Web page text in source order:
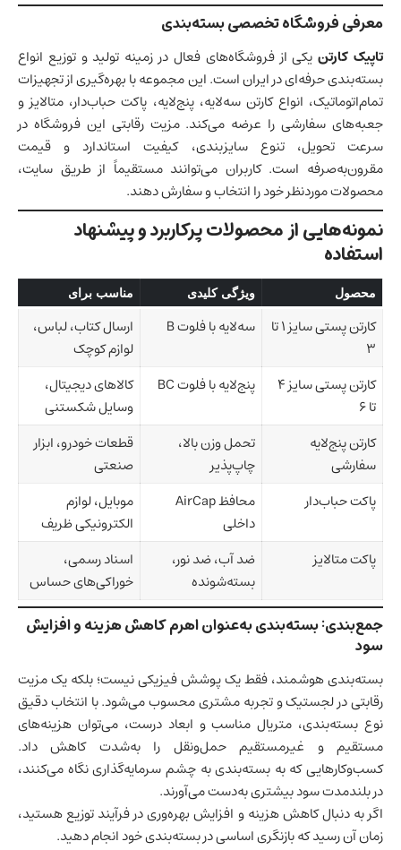
معرفی فروشگاه تخصصی بسته‌بندی
تاپیک کارتن یکی از فروشگاه‌های فعال در زمینه تولید و توزیع انواع
بسته‌بندی حرفه‌ای در ایران است. این مجموعه با بهره‌گیری از تجهیزات
تمام‌اتوماتیک، انواع کارتن سه‌لایه، پنج‌لایه، پاکت حباب‌دار، متالایز و
جعبه‌های سفارشی را عرضه می‌کند. مزیت رقابتی این فروشگاه در
سرعت تحویل، تنوع سایزبندی، کیفیت استاندارد و قیمت
مقرون‌به‌صرفه است. کاربران می‌توانند مستقیماً از طریق سایت،
محصولات موردنظر خود را انتخاب و سفارش دهند.
نمونه‌هایی از محصولات پرکاربرد و پیشنهاد
استفاده
محصول ویژگی کلیدی مناسب برای
کارتن پستی سایز 1 تا
3
سه‌لایه با فلوت B
ارسال کتاب، لباس،
لوازم کوچک
کارتن پستی سایز 4
تا 6
پنج‌لایه با فلوت BC
کالاهای دیجیتال،
وسایل شکستنی
کارتن پنج‌لایه
سفارشی
تحمل وزن بالا،
چاپ‌پذیر
قطعات خودرو، ابزار
صنعتی
پاکت حباب‌دار
محافظ AirCap
داخلی
موبایل، لوازم
الکترونیکی ظریف
پاکت متالایز
ضد آب، ضد نور،
بسته‌شونده
اسناد رسمی،
خوراکی‌های حساس
جمع‌بندی: بسته‌بندی به‌عنوان اهرم کاهش هزینه و افزایش
سود
بسته‌بندی هوشمند، فقط یک پوشش فیزیکی نیست؛ بلکه یک مزیت
رقابتی در لجستیک و تجربه مشتری محسوب می‌شود. با انتخاب دقیق
نوع بسته‌بندی، متریال مناسب و ابعاد درست، می‌توان هزینه‌های
مستقیم و غیرمستقیم حمل‌ونقل را به‌شدت کاهش داد.
کسب‌وکارهایی که به بسته‌بندی به چشم سرمایه‌گذاری نگاه می‌کنند،
در بلندمدت سود بیشتری به‌دست می‌آورند.
اگر به دنبال کاهش هزینه و افزایش بهره‌وری در فرآیند توزیع هستید،
زمان آن رسید که بازنگری اساسی در بسته‌بندی خود انجام دهید.